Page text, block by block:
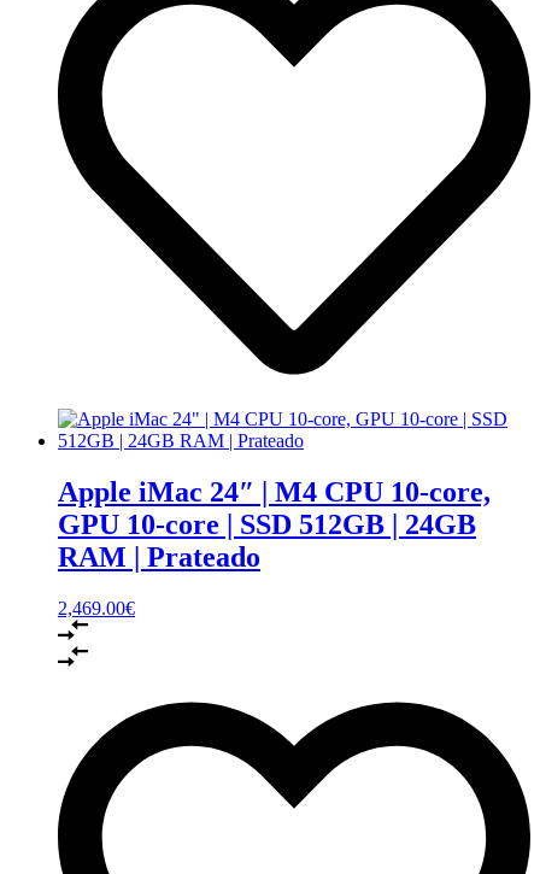
Apple iMac 24″ | M4 CPU 10‑core,
GPU 10-core | SSD 512GB | 24GB
RAM | Prateado
2,469.00€